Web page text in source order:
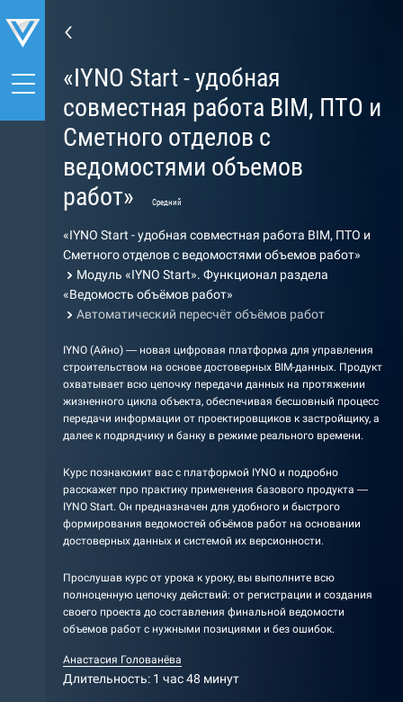
«IYNO Start - удобная
совместная работа BIM, ПТО и
Сметного отделов с
ведомостями объемов
работ»
Средний
«IYNO Start - удобная совместная работа BIM, ПТО и
Сметного отделов с ведомостями объемов работ»
Модуль «IYNO Start». Функционал раздела
«Ведомость объёмов работ»
Автоматический пересчёт объёмов работ
IYNO (Айно) — новая цифровая платформа для управления
строительством на основе достоверных BIM-данных. Продукт
охватывает всю цепочку передачи данных на протяжении
жизненного цикла объекта, обеспечивая бесшовный процесс
передачи информации от проектировщиков к застройщику, а
далее к подрядчику и банку в режиме реального времени.
Курс познакомит вас с платформой IYNO и подробно
расскажет про практику применения базового продукта —
IYNO Start. Он предназначен для удобного и быстрого
формирования ведомостей объёмов работ на основании
достоверных данных и системой их версионности.
Прослушав курс от урока к уроку, вы выполните всю
полноценную цепочку действий: от регистрации и создания
своего проекта до составления финальной ведомости
объемов работ с нужными позициями и без ошибок.
Анастасия Голованёва
Длительность: 1 час 48 минут